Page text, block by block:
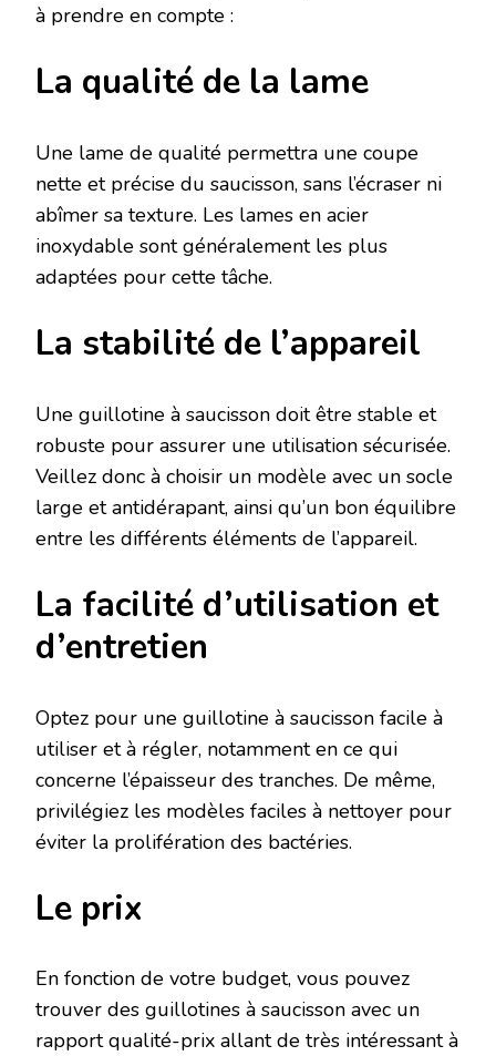
à prendre en compte :
La qualité de la lame
Une lame de qualité permettra une coupe
nette et précise du saucisson, sans l’écraser ni
abîmer sa texture. Les lames en acier
inoxydable sont généralement les plus
adaptées pour cette tâche.
La stabilité de l’appareil
Une guillotine à saucisson doit être stable et
robuste pour assurer une utilisation sécurisée.
Veillez donc à choisir un modèle avec un socle
large et antidérapant, ainsi qu’un bon équilibre
entre les différents éléments de l’appareil.
La facilité d’utilisation et
d’entretien
Optez pour une guillotine à saucisson facile à
utiliser et à régler, notamment en ce qui
concerne l’épaisseur des tranches. De même,
privilégiez les modèles faciles à nettoyer pour
éviter la prolifération des bactéries.
Le prix
En fonction de votre budget, vous pouvez
trouver des guillotines à saucisson avec un
rapport qualité-prix allant de très intéressant à